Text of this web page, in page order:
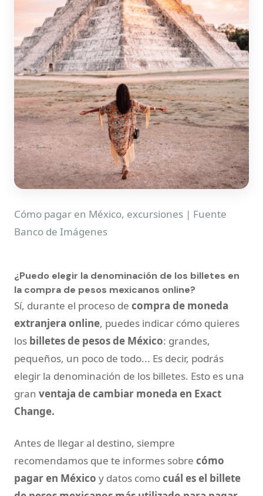
Cómo pagar en México, excursiones | Fuente
Banco de Imágenes
¿Puedo elegir la denominación de los billetes en
la compra de pesos mexicanos online?
Sí, durante el proceso de compra de moneda
extranjera online, puedes indicar cómo quieres
los billetes de pesos de México: grandes,
pequeños, un poco de todo... Es decir, podrás
elegir la denominación de los billetes. Esto es una
gran ventaja de cambiar moneda en Exact
Change.
Antes de llegar al destino, siempre
recomendamos que te informes sobre cómo
pagar en México y datos comocuál es el billete